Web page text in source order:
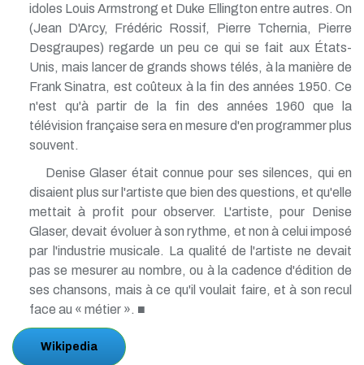
idoles Louis Armstrong et Duke Ellington entre autres. On
(Jean D'Arcy, Frédéric Rossif, Pierre Tchernia, Pierre
Desgraupes) regarde un peu ce qui se fait aux États-
Unis, mais lancer de grands shows télés, à la manière de
Frank Sinatra, est coûteux à la fin des années 1950. Ce
n'est qu'à partir de la fin des années 1960 que la
télévision française sera en mesure d'en programmer plus
souvent.
Denise Glaser était connue pour ses silences, qui en
disaient plus sur l'artiste que bien des questions, et qu'elle
mettait à profit pour observer. L'artiste, pour Denise
Glaser, devait évoluer à son rythme, et non à celui imposé
par l'industrie musicale. La qualité de l'artiste ne devait
pas se mesurer au nombre, ou à la cadence d'édition de
ses chansons, mais à ce qu'il voulait faire, et à son recul
face au « métier ». ■
Wikipedia